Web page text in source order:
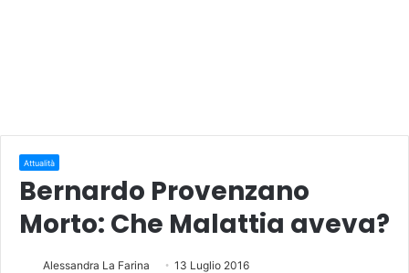
Attualità
Bernardo Provenzano
Morto: Che Malattia aveva?
Alessandra La Farina 13 Luglio 2016